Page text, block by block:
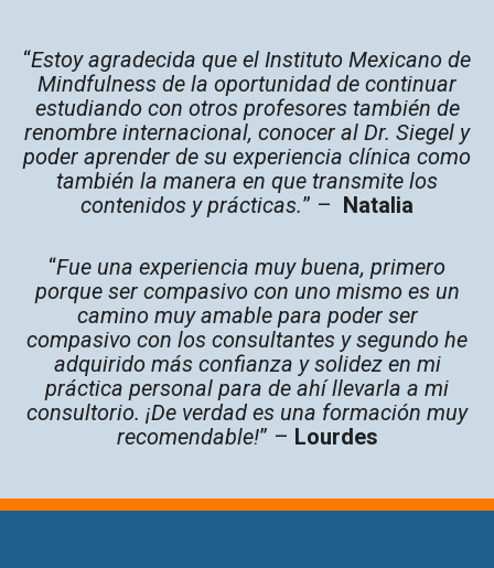
“Estoy agradecida que el Instituto Mexicano de
Mindfulness de la oportunidad de continuar
estudiando con otros profesores también de
renombre internacional, conocer al Dr. Siegel y
poder aprender de su experiencia clínica como
también la manera en que transmite los
contenidos y prácticas.” – Natalia
“Fue una experiencia muy buena, primero
porque ser compasivo con uno mismo es un
camino muy amable para poder ser
compasivo con los consultantes y segundo he
adquirido más confianza y solidez en mi
práctica personal para de ahí llevarla a mi
consultorio. ¡De verdad es una formación muy
recomendable!” – Lourdes